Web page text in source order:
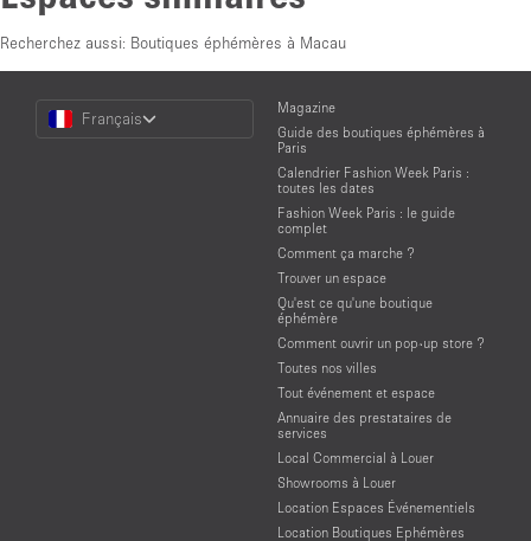
Recherchez aussi: Boutiques éphémères à Macau
Choose
Language
Français
Magazine
Guide des boutiques éphémères à
Paris
Calendrier Fashion Week Paris :
toutes les dates
Fashion Week Paris : le guide
complet
Comment ça marche ?
Trouver un espace
Qu'est ce qu'une boutique
éphémère
Comment ouvrir un pop-up store ?
Toutes nos villes
Tout événement et espace
Annuaire des prestataires de
services
Local Commercial à Louer
Showrooms à Louer
Location Espaces Événementiels
Location Boutiques Ephémères